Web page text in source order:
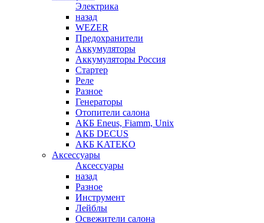
Электрика
назад
WEZER
Предохранители
Аккумуляторы
Аккумуляторы Россия
Стартер
Реле
Разное
Генераторы
Отопители салона
АКБ Eneus, Fiamm, Unix
АКБ DECUS
АКБ KATEKO
Аксессуары
Аксессуары
назад
Разное
Инструмент
Лейблы
Освежители салона